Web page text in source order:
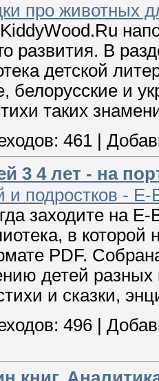
про животных
развития. В
детской
белорусские и
таких
461
3 4 лет - на
и подростков -
заходите на
в которой
PDF.
детей разных
и сказки,
496 |